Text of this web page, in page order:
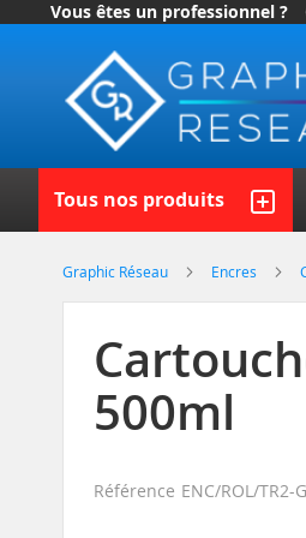
Vous êtes un professionnel ?
Allez
contenu
Tous nos produits
Graphic Réseau Encres
500ml
Référence ENC/ROL/TR2-